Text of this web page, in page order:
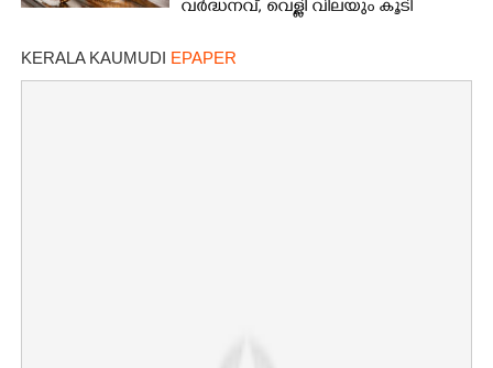
വർദ്ധനവ്, വെള്ളി വിലയും കൂടി
KERALA KAUMUDI EPAPER